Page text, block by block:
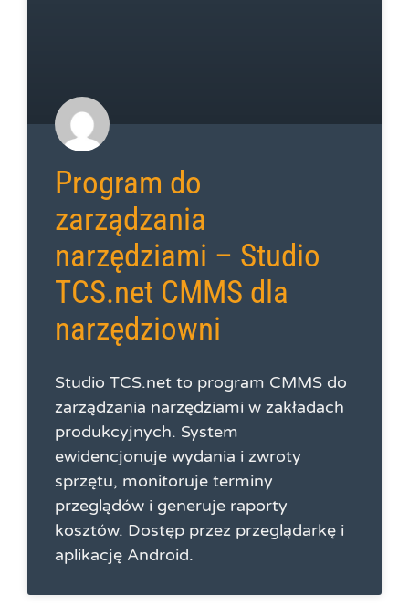
Program do
zarządzania
narzędziami – Studio
TCS.net CMMS dla
narzędziowni
Studio TCS.net to program CMMS do
zarządzania narzędziami w zakładach
produkcyjnych. System
ewidencjonuje wydania i zwroty
sprzętu, monitoruje terminy
przeglądów i generuje raporty
kosztów. Dostęp przez przeglądarkę i
aplikację Android.